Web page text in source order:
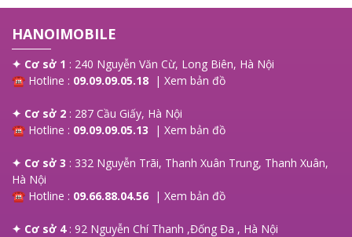
Procreate hoạt động mượt mà, giúp bạn hoàn thành mọi
nhiệm vụ một cách dễ dàng. iPadOS không chỉ nâng cao
hiệu suất mà còn mang lại trải nghiệm sử dụng tuyệt vời
cho người dùng.
HANOIMOBILE
✦ Cơ sở 1 : 240 Nguyễn Văn Cừ, Long Biên, Hà Nội
☎ Hotline : 09.09.09.05.18 | Xem bản đồ
✦ Cơ sở 2 : 287 Cầu Giấy, Hà Nội
☎ Hotline : 09.09.09.05.13 | Xem bản đồ
✦ Cơ sở 3 : 332 Nguyễn Trãi, Thanh Xuân Trung, Thanh Xuân,
Hà Nội
☎ Hotline : 09.66.88.04.56 | Xem bản đồ
✦ Cơ sở 4: 92 Nguyễn Chí Thanh ,Đống Đa , Hà Nội